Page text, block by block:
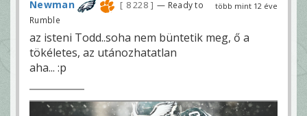
több mint 12 éve
Newman 8 228
— Ready to
Rumble
az isteni Todd..soha nem büntetik meg, ő a
tökéletes, az utánozhatatlan
aha... :p